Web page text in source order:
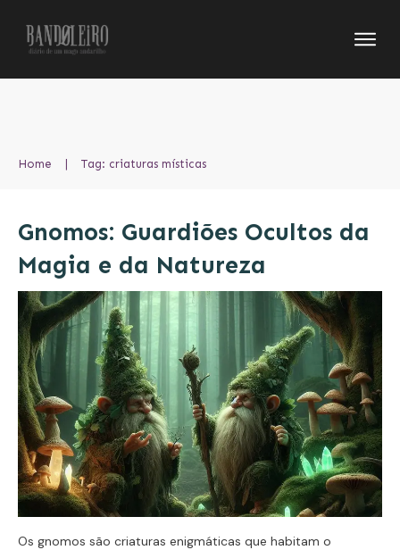
Home | Tag: criaturas místicas
Gnomos: Guardiões Ocultos da
Magia e da Natureza
Os gnomos são criaturas enigmáticas que habitam o